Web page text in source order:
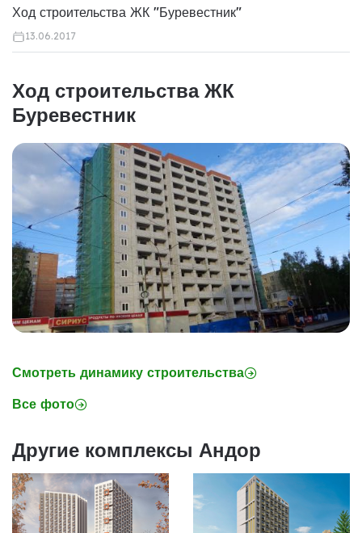
Ход строительства ЖК "Буревестник"
13.06.2017
Ход строительства ЖК
Буревестник
Смотреть динамику строительства
Все фото
Другие комплексы Андор